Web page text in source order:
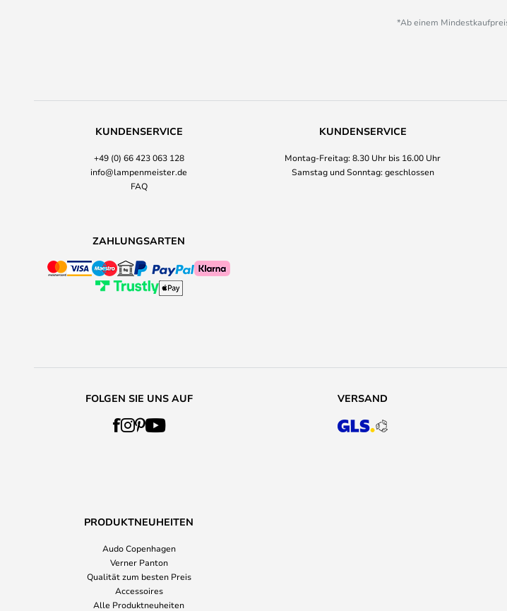
*Ab einem
KUNDENSERVICE
+49 (0) 66 423 063 128
info@lampenmeister.de
FAQ
KUNDENSERVICE
Montag-Freitag: 8.30 Uhr bis 16.00 Uhr
Samstag und Sonntag: geschlossen
ZAHLUNGSARTEN
FOLGEN SIE UNS AUF VERSAND
PRODUKTNEUHEITEN
Audo Copenhagen
Verner Panton
Qualität zum besten Preis
Accessoires
Alle Produktneuheiten